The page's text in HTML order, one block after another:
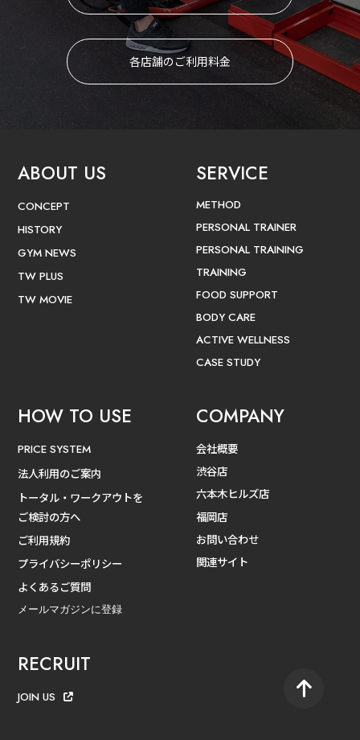
各店舗のご利用料金
ABOUT US
CONCEPT
HISTORY
GYM NEWS
TW PLUS
TW MOVIE
SERVICE
METHOD
PERSONAL TRAINER
PERSONAL TRAINING
TRAINING
FOOD SUPPORT
BODY CARE
ACTIVE WELLNESS
CASE STUDY
HOW TO USE
PRICE SYSTEM
法人利用のご案内
トータル・ワークアウトを
ご検討の方へ
ご利用規約
プライバシーポリシー
よくあるご質問
メールマガジンに登録
COMPANY
会社概要
渋谷店
六本木ヒルズ店
福岡店
お問い合わせ
関連サイト
RECRUIT
JOIN US